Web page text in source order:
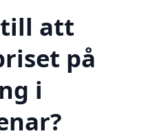
till att
på
i